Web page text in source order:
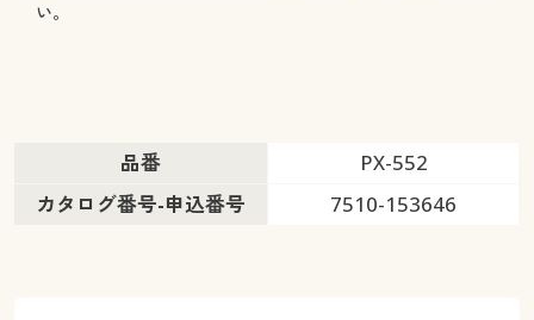
い。
品番
PX-552
カタログ番号-申込番号
7510-153646